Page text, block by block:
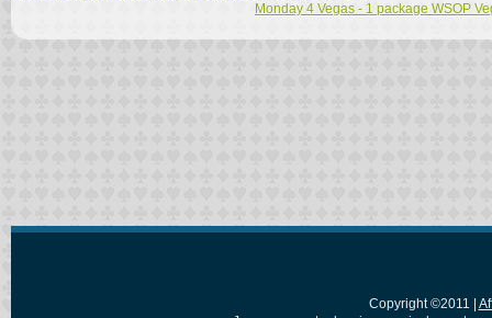
Monday 4 Vegas - 1 package WSOP
Copyright ©2011 |